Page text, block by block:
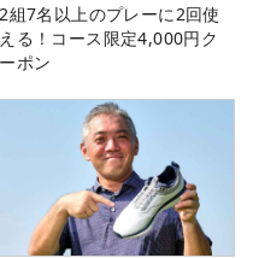
2組7名以上のプレーに2回使
える！コース限定4,000円ク
ーポン